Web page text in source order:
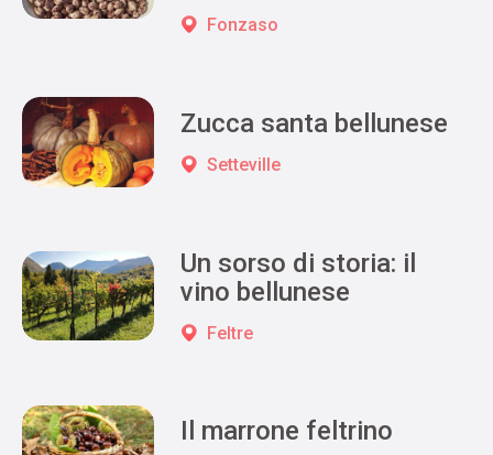
Fonzaso
Zucca santa bellunese
Setteville
Un sorso di storia: il
vino bellunese
Feltre
Il marrone feltrino